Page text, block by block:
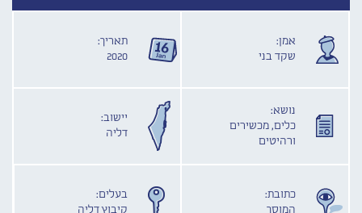
אמן:
שקד בני
תאריך:
2020
נושא:
כלים, מכשירים
ורהיטים
יישוב:
דליה
כתובת:
המוסך
בעלים:
קיבוץ דליה